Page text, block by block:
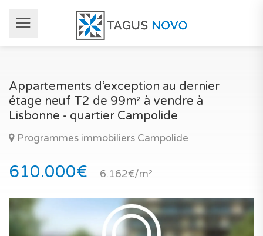
Appartements d’exception au dernier
étage neuf T2 de 99m² à vendre à
Lisbonne - quartier Campolide
Programmes immobiliers Campolide
610.000€ 6.162€/m²